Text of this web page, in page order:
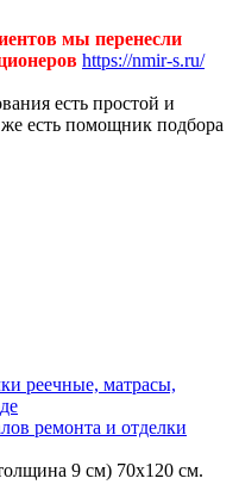
мы перенесли
https://nmir-s.ru/
есть простой и
есть помощник подбора
реечные, матрасы,
ремонта и отделки
9 см) 70х120 см.